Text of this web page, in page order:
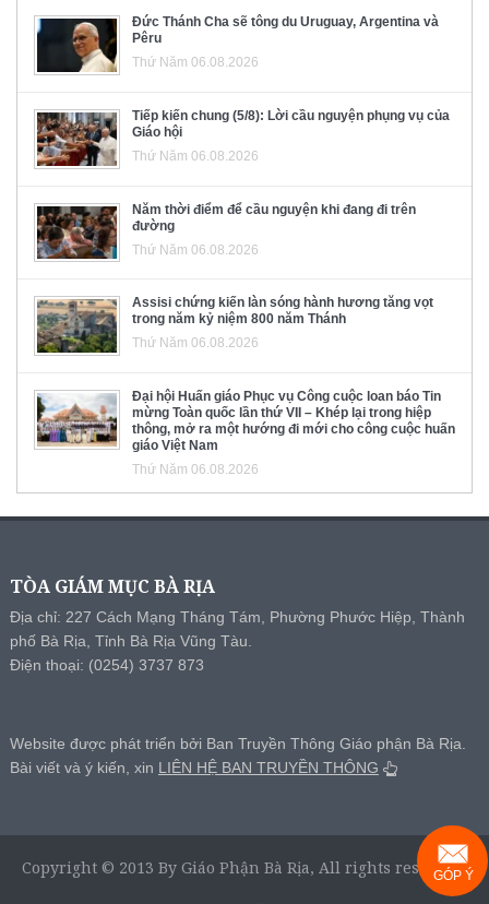
Đức Thánh Cha sẽ tông du Uruguay, Argentina và
Pêru
Thứ Năm 06.08.2026
Tiếp kiến chung (5/8): Lời cầu nguyện phụng vụ của
Giáo hội
Thứ Năm 06.08.2026
Năm thời điểm để cầu nguyện khi đang đi trên
đường
Thứ Năm 06.08.2026
Assisi chứng kiến làn sóng hành hương tăng vọt
trong năm kỷ niệm 800 năm Thánh
Thứ Năm 06.08.2026
Đại hội Huấn giáo Phục vụ Công cuộc loan báo Tin
mừng Toàn quốc lần thứ VII – Khép lại trong hiệp
thông, mở ra một hướng đi mới cho công cuộc huấn
giáo Việt Nam
Thứ Năm 06.08.2026
TÒA GIÁM MỤC BÀ RỊA
Địa chỉ: 227 Cách Mạng Tháng Tám, Phường Phước Hiệp, Thành
phố Bà Rịa, Tỉnh Bà Rịa Vũng Tàu.
Điện thoại: (0254) 3737 873
Website được phát triển bởi Ban Truyền Thông Giáo phận Bà Rịa.
Bài viết và ý kiến, xin LIÊN HỆ BAN TRUYỀN THÔNG
Copyright © 2013 By Giáo Phận Bà Rịa, All rights reserved.
GÓP Ý